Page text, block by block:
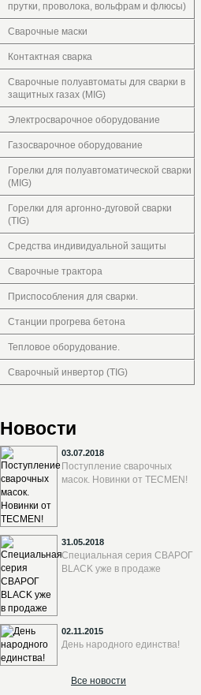
прутки, проволока, вольфрам и флюсы)
Сварочные маски
Контактная сварка
Сварочные полуавтоматы для сварки в
защитных газах (MIG)
Электросварочное оборудование
Газосварочное оборудование
Горелки для полуавтоматической сварки
(MIG)
Горелки для аргонно-дуговой сварки
(TIG)
Средства индивидуальной защиты
Сварочные трактора
Приспособления для сварки.
Станции прогрева бетона
Тепловое оборудование.
Сварочный инвертор (TIG)
Новости
03.07.2018
Поступление сварочных
масок. Новинки от TECMEN!
31.05.2018
Специальная серия СВАРОГ
BLACK уже в продаже
02.11.2015
День народного единства!
Все новости